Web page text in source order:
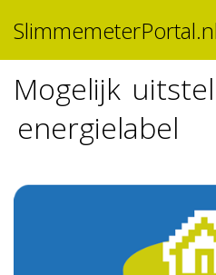
SlimmemeterPortal.nl
Mogelijk
energielabel